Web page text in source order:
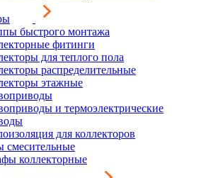
быстрого монтажа
фитинги
для теплого пола
распределительные
этажные
и термоэлектрические
для коллекторов
смесительные
коллекторные